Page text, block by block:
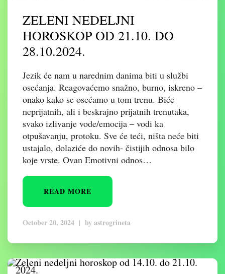
ZELENI NEDELJNI
HOROSKOP OD 21.10. DO
28.10.2024.
Jezik će nam u narednim danima biti u službi
osećanja. Reagovaćemo snažno, burno, iskreno –
onako kako se osećamo u tom trenu. Biće
neprijatnih, ali i beskrajno prijatnih trenutaka,
svako izlivanje vode/emocija – vodi ka
otpušavanju, protoku. Sve će teći, ništa neće biti
ustajalo, dolaziće do novih- čistijih odnosa bilo
koje vrste. Ovan Emotivni odnos…
READ MORE
October 20, 2024 | byastrogrineta